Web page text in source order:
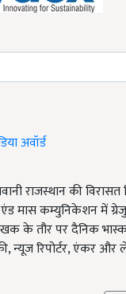
अवॉर्ड
राजस्थान की
मास कम्युनिकेशन में
के तौर पर दैनिक
न्यूज रिपोर्टर, एंकर